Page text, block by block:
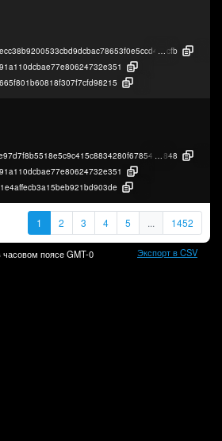
cfb
848
1 2 3 4 5 ... 1452
часовом поясеGMT-0 Экспорт в CSV